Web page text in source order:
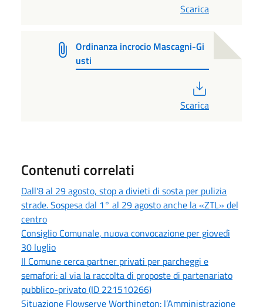
Scarica
Ordinanza incrocio Mascagni-Gi
usti
Scarica
Contenuti correlati
Dall'8 al 29 agosto, stop a divieti di sosta per pulizia
strade. Sospesa dal 1° al 29 agosto anche la «ZTL» del
centro
Consiglio Comunale, nuova convocazione per giovedì
30 luglio
Il Comune cerca partner privati per parcheggi e
semafori: al via la raccolta di proposte di partenariato
pubblico-privato (ID 221510266)
Situazione Flowserve Worthington: l’Amministrazione